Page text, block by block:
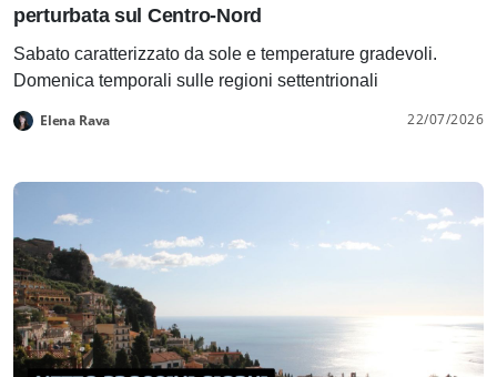
perturbata sul Centro-Nord
Sabato caratterizzato da sole e temperature gradevoli.
Domenica temporali sulle regioni settentrionali
Elena Rava 22/07/2026